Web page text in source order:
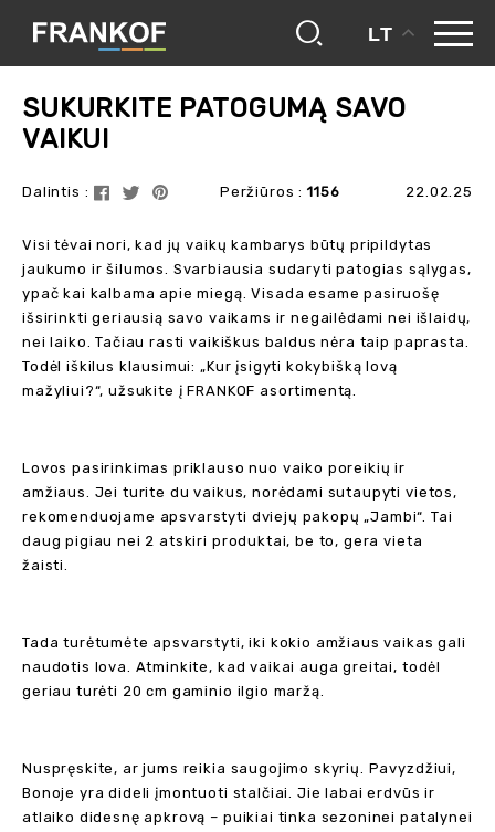
LT
blogas
SUKURKITE PATOGUMĄ SAVO
VAIKUI
Dalintis : Peržiūros :1156 22.02.25
Visi tėvai nori, kad jų vaikų kambarys būtų pripildytas
jaukumo ir šilumos. Svarbiausia sudaryti patogias sąlygas,
ypač kai kalbama apie miegą. Visada esame pasiruošę
išsirinkti geriausią savo vaikams ir negailėdami nei išlaidų,
nei laiko. Tačiau rasti vaikiškus baldus nėra taip paprasta.
Todėl iškilus klausimui: „Kur įsigyti kokybišką lovą
mažyliui?“, užsukite į FRANKOF asortimentą.
Lovos pasirinkimas priklauso nuo vaiko poreikių ir
amžiaus. Jei turite du vaikus, norėdami sutaupyti vietos,
rekomenduojame apsvarstyti dviejų pakopų „Jambi“. Tai
daug pigiau nei 2 atskiri produktai, be to, gera vieta
žaisti.
Tada turėtumėte apsvarstyti, iki kokio amžiaus vaikas gali
naudotis lova. Atminkite, kad vaikai auga greitai, todėl
geriau turėti 20 cm gaminio ilgio maržą.
Nuspręskite, ar jums reikia saugojimo skyrių. Pavyzdžiui,
Bonoje yra dideli įmontuoti stalčiai. Jie labai erdvūs ir
atlaiko didesnę apkrovą – puikiai tinka sezoninei patalynei